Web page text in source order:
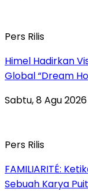
Pers Rilis
Himel Hadirkan
Global “Dream
Sabtu, 8 Agu
Pers Rilis
FAMILIARITÉ:
Sebuah Karya